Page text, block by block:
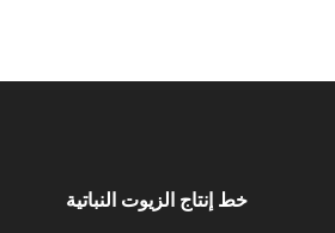
خط إنتاج الزيوت النباتية